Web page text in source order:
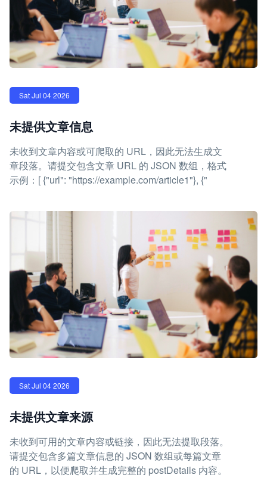
Sat Jul 04 2026
未提供文章信息
未收到文章内容或可爬取的 URL，因此无法生成文
章段落。请提交包含文章 URL 的 JSON 数组，格式
示例：[ {"url": "https://example.com/article1"}, {"
Sat Jul 04 2026
未提供文章来源
未收到可用的文章内容或链接，因此无法提取段落。
请提交包含多篇文章信息的 JSON 数组或每篇文章
的 URL，以便爬取并生成完整的 postDetails 内容。